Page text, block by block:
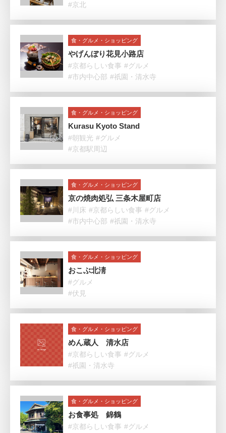
#京北
食・グルメ・ショッピング
やげんぼり花見小路店
#京都らしい食事 #グルメ
#市内中心部 #祇園・清水寺
食・グルメ・ショッピング
Kurasu Kyoto Stand
#朝観光 #グルメ
#京都駅周辺
食・グルメ・ショッピング
京の焼肉処弘 三条木屋町店
#川床 #京都らしい食事 #グルメ
#市内中心部 #祇園・清水寺
食・グルメ・ショッピング
おこぶ北淸
#グルメ
#伏見
食・グルメ・ショッピング
めん蔵人 清水店
#京都らしい食事 #グルメ
#祇園・清水寺
食・グルメ・ショッピング
お食事処 錦鶴
#京都らしい食事 #グルメ